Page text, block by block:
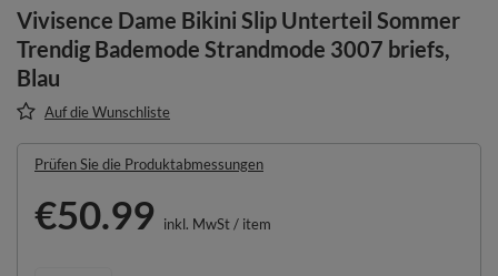
Vivisence Dame Bikini Slip Unterteil Sommer
Trendig Bademode Strandmode 3007 briefs,
Blau
Auf die Wunschliste
Prüfen Sie die Produktabmessungen
€50.99 inkl. MwSt/ item